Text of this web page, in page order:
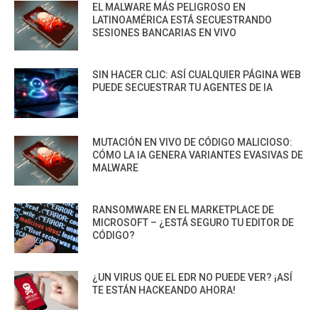
EL MALWARE MÁS PELIGROSO EN
LATINOAMÉRICA ESTÁ SECUESTRANDO
SESIONES BANCARIAS EN VIVO
SIN HACER CLIC: ASÍ CUALQUIER PÁGINA WEB
PUEDE SECUESTRAR TU AGENTES DE IA
MUTACIÓN EN VIVO DE CÓDIGO MALICIOSO:
CÓMO LA IA GENERA VARIANTES EVASIVAS DE
MALWARE
RANSOMWARE EN EL MARKETPLACE DE
MICROSOFT – ¿ESTÁ SEGURO TU EDITOR DE
CÓDIGO?
¿UN VIRUS QUE EL EDR NO PUEDE VER? ¡ASÍ
TE ESTÁN HACKEANDO AHORA!